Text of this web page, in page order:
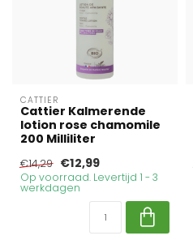
CATTIER
Cattier Kalmerende
lotion rose chamomile
200 Milliliter
€14,29 €12,99
Op voorraad. Levertijd 1 - 3
werkdagen